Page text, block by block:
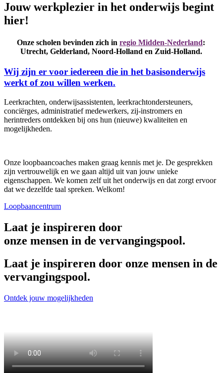
Jouw werkplezier in het onderwijs begint
hier!
Onze scholen bevinden zich in regio Midden-Nederland:
Utrecht, Gelderland, Noord-Holland en Zuid-Holland.
Wij zijn er voor iedereen die in het basisonderwijs
werkt of zou willen werken.
Leerkrachten, onderwijsassistenten, leerkrachtondersteuners,
conciërges, administratief medewerkers, zij-instromers en
herintreders ontdekken bij ons hun (nieuwe) kwaliteiten en
mogelijkheden.
Onze loopbaancoaches maken graag kennis met je. De gesprekken
zijn vertrouwelijk en we gaan altijd uit van jouw unieke
eigenschappen. We komen zelf uit het onderwijs en dat zorgt ervoor
dat we dezelfde taal spreken. Welkom!
Loopbaancentrum
Laat je inspireren door
onze mensen in de vervangingspool.
Laat je inspireren door onze mensen in de
vervangingspool.
Ontdek jouw mogelijkheden